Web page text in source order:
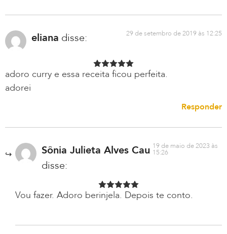
eliana disse: 29 de setembro de 2019 às 12:25
adoro curry e essa receita ficou perfeita.
adorei
Responder
Sônia Julieta Alves Cau
disse:
19 de maio de 2023 às
15:26
Vou fazer. Adoro berinjela. Depois te conto.